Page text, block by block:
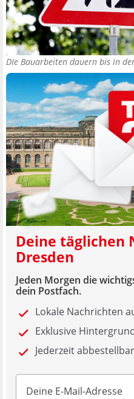
DIe Bauarbeiten dauern bis in
Deine täglichen
Dresden
Jeden Morgen die
dein Postfach.
Lokale Nachrichten
Exklusive
Jederzeit abbestellbar